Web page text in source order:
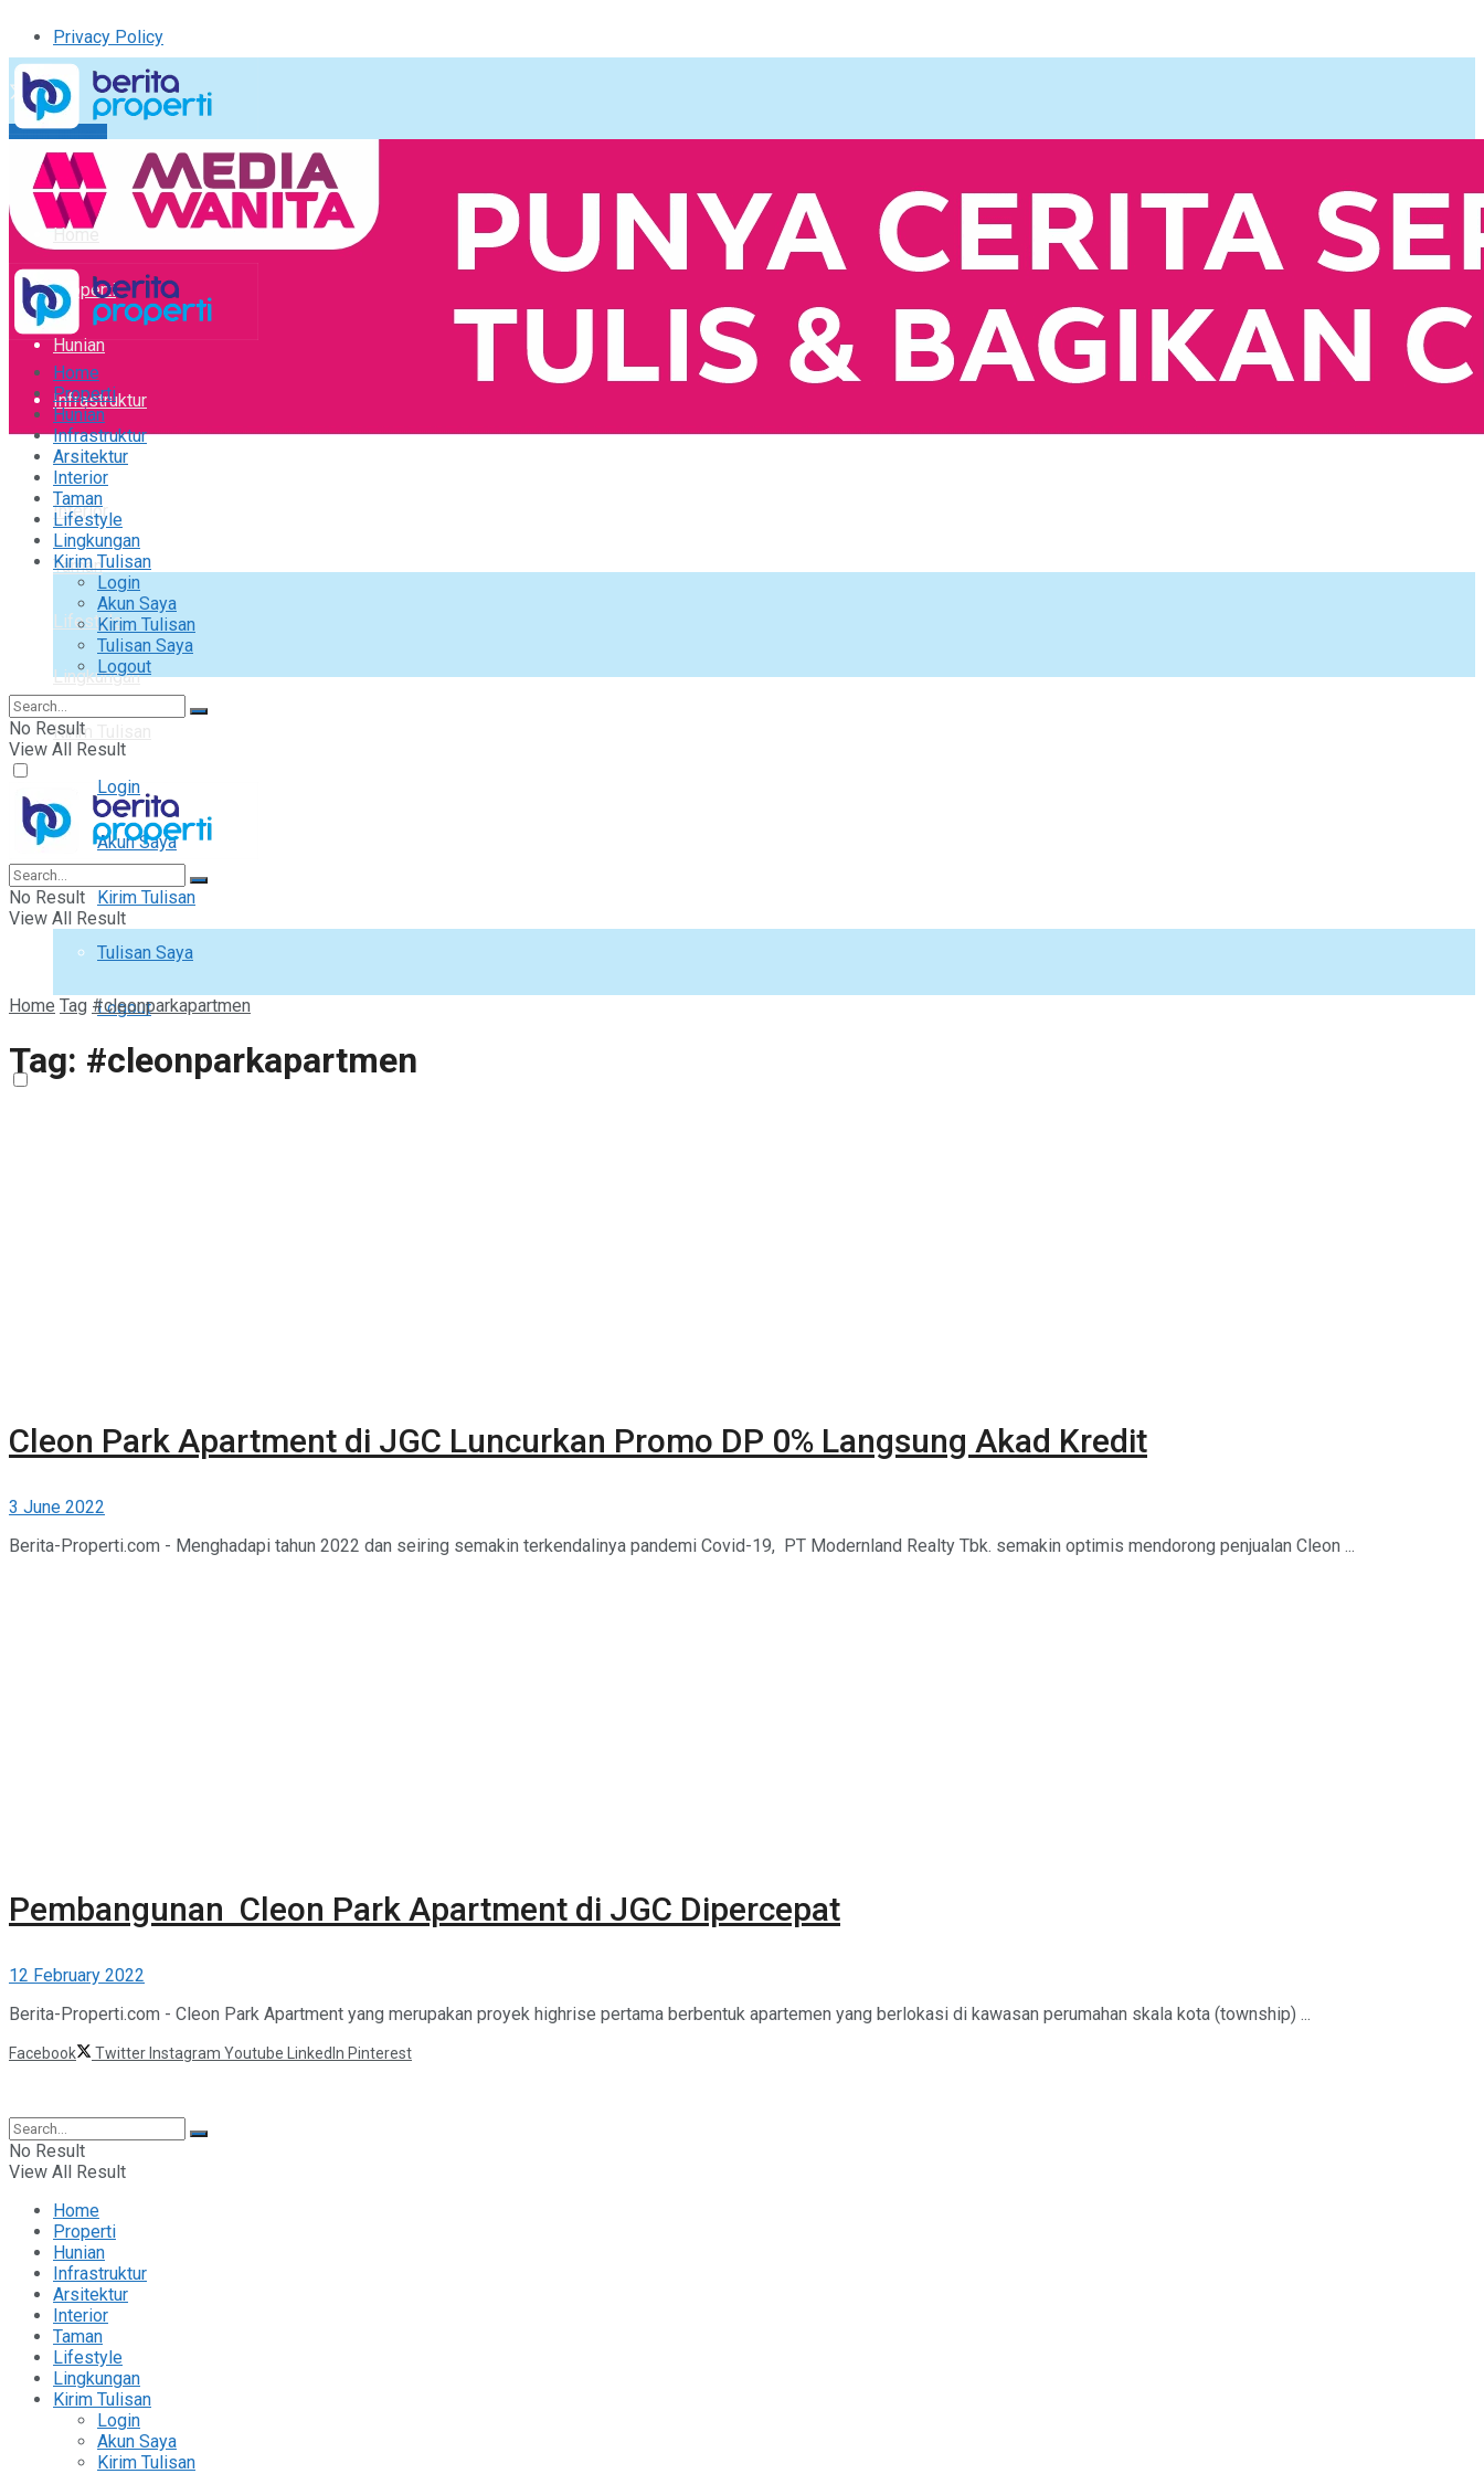
Privacy Policy
Kirim Tulisan
Tulisan Saya
Logout
Home
Properti
Hunian
Infrastruktur
Arsitektur
Interior
Taman
Lifestyle
Lingkungan
Kirim Tulisan
Login
Akun Saya
Kirim Tulisan
Tulisan Saya
Logout
Home
Properti
Hunian
Infrastruktur
Arsitektur
Interior
Taman
Lifestyle
Lingkungan
Kirim Tulisan
Login
Akun Saya
Kirim Tulisan
Tulisan Saya
Logout
No Result
View All Result
No Result
View All Result
Home Tag #cleonparkapartmen
Tag: #cleonparkapartmen
Cleon Park Apartment di JGC Luncurkan Promo DP 0% Langsung Akad Kredit
3 June 2022
Berita-Properti.com - Menghadapi tahun 2022 dan seiring semakin terkendalinya pandemi Covid-19, PT Modernland Realty Tbk. semakin optimis mendorong penjualan Cleon ...
Pembangunan Cleon Park Apartment di JGC Dipercepat
12 February 2022
Berita-Properti.com - Cleon Park Apartment yang merupakan proyek highrise pertama berbentuk apartemen yang berlokasi di kawasan perumahan skala kota (township) ...
Facebook Twitter Instagram Youtube LinkedIn Pinterest
No Result
View All Result
Home
Properti
Hunian
Infrastruktur
Arsitektur
Interior
Taman
Lifestyle
Lingkungan
Kirim Tulisan
Login
Akun Saya
Kirim Tulisan